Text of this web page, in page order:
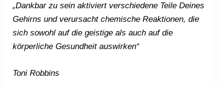
„Dankbar zu sein aktiviert verschiedene Teile Deines
Gehirns und verursacht chemische Reaktionen, die
sich sowohl auf die geistige als auch auf die
körperliche Gesundheit auswirken“
Toni Robbins